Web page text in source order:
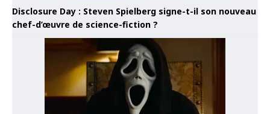
Disclosure Day : Steven Spielberg signe-t-il son nouveau
chef-d’œuvre de science-fiction ?